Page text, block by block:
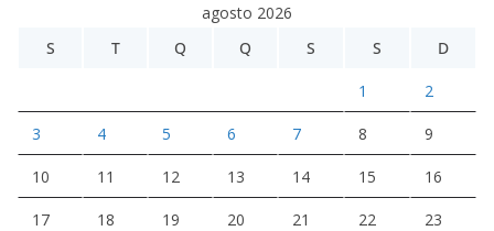
agosto 2026
S
T Q Q S S D
1 2
3 4 5 6 7 8 9
10 11 12 13 14 15 16
17 18 19 20 21 22 23